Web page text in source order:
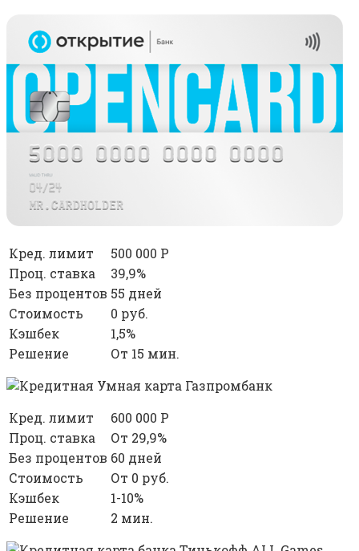
Кред. лимит
500 000 Р
Проц. ставка
39,9%
Без процентов 55 дней
Стоимость
0 руб.
Кэшбек
1,5%
Решение
От 15 мин.
Кред. лимит
600 000 Р
Проц. ставка
От 29,9%
Без процентов 60 дней
Стоимость
От 0 руб.
Кэшбек
1-10%
Решение
2 мин.